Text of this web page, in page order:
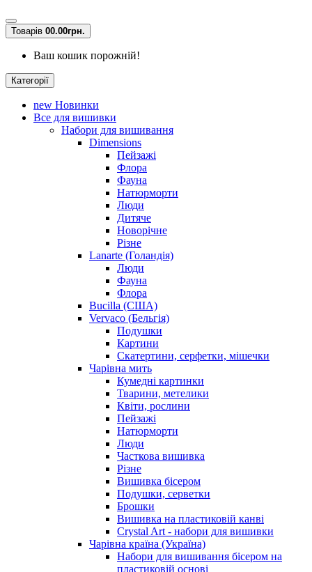
Товарів 00.00грн.
Ваш кошик порожній!
Категорії
new Новинки
Все для вишивки
Набори для вишивання
Dimensions
Пейзажі
Флора
Фауна
Натюрморти
Люди
Дитяче
Новорічне
Різне
Lanarte (Голандія)
Люди
Фауна
Флора
Bucilla (США)
Vervaco (Бельгія)
Подушки
Картини
Скатертини, серфетки, мішечки
Чарiвна мить
Кумедні картинки
Тварини, метелики
Квіти, рослини
Пейзажі
Натюрморти
Люди
Часткова вишивка
Різне
Вишивка бісером
Подушки, серветки
Брошки
Вишивка на пластиковій канві
Crystal Art - набори для вишивки
Чарівна країна (Україна)
Набори для вишивання бісером на
пластиковій основі